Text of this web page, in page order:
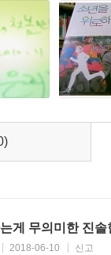
음악, 어느새 비
, 떨림, 첫사랑, 외
눈이 내리는 새로
면 우리는, 조금
세계의 개인으로
게 무의미한 진
2018-06-10 신고